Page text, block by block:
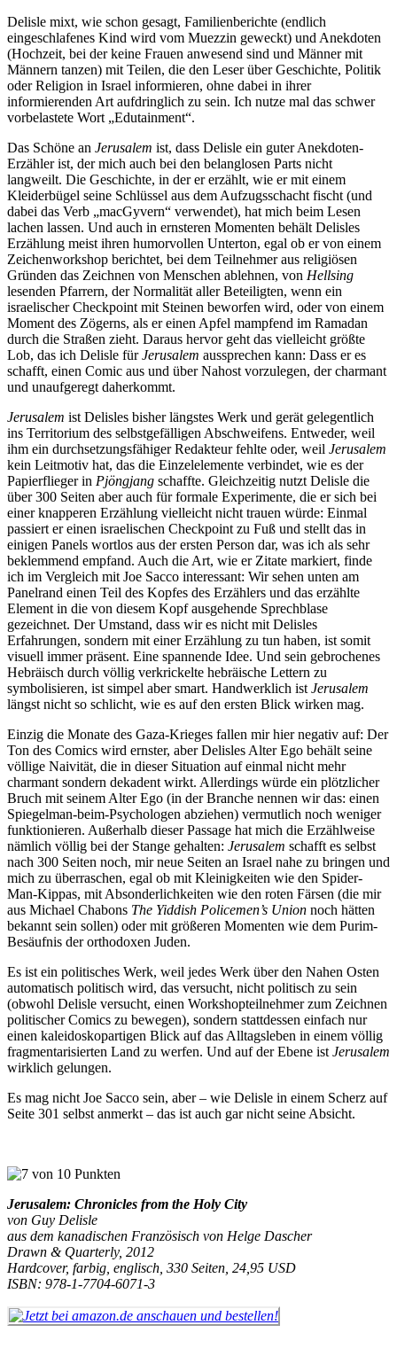
Delisle mixt, wie schon gesagt, Familienberichte (endlich
eingeschlafenes Kind wird vom Muezzin geweckt) und Anekdoten
(Hochzeit, bei der keine Frauen anwesend sind und Männer mit
Männern tanzen) mit Teilen, die den Leser über Geschichte, Politik
oder Religion in Israel informieren, ohne dabei in ihrer
informierenden Art aufdringlich zu sein. Ich nutze mal das schwer
vorbelastete Wort „Edutainment“.
Das Schöne an Jerusalem ist, dass Delisle ein guter Anekdoten-
Erzähler ist, der mich auch bei den belanglosen Parts nicht
langweilt. Die Geschichte, in der er erzählt, wie er mit einem
Kleiderbügel seine Schlüssel aus dem Aufzugsschacht fischt (und
dabei das Verb „macGyvern“ verwendet), hat mich beim Lesen
lachen lassen. Und auch in ernsteren Momenten behält Delisles
Erzählung meist ihren humorvollen Unterton, egal ob er von einem
Zeichenworkshop berichtet, bei dem Teilnehmer aus religiösen
Gründen das Zeichnen von Menschen ablehnen, von Hellsing
lesenden Pfarrern, der Normalität aller Beteiligten, wenn ein
israelischer Checkpoint mit Steinen beworfen wird, oder von einem
Moment des Zögerns, als er einen Apfel mampfend im Ramadan
durch die Straßen zieht. Daraus hervor geht das vielleicht größte
Lob, das ich Delisle fürJerusalem aussprechen kann: Dass er es
schafft, einen Comic aus und über Nahost vorzulegen, der charmant
und unaufgeregt daherkommt.
Jerusalem ist Delisles bisher längstes Werk und gerät gelegentlich
ins Territorium des selbstgefälligen Abschweifens. Entweder, weil
ihm ein durchsetzungsfähiger Redakteur fehlte oder, weil Jerusalem
kein Leitmotiv hat, das die Einzelelemente verbindet, wie es der
Papierflieger in Pjöngjang schaffte. Gleichzeitig nutzt Delisle die
über 300 Seiten aber auch für formale Experimente, die er sich bei
einer knapperen Erzählung vielleicht nicht trauen würde: Einmal
passiert er einen israelischen Checkpoint zu Fuß und stellt das in
einigen Panels wortlos aus der ersten Person dar, was ich als sehr
beklemmend empfand. Auch die Art, wie er Zitate markiert, finde
ich im Vergleich mit Joe Sacco interessant: Wir sehen unten am
Panelrand einen Teil des Kopfes des Erzählers und das erzählte
Element in die von diesem Kopf ausgehende Sprechblase
gezeichnet. Der Umstand, dass wir es nicht mit Delisles
Erfahrungen, sondern mit einer Erzählung zu tun haben, ist somit
visuell immer präsent. Eine spannende Idee. Und sein gebrochenes
Hebräisch durch völlig verkrickelte hebräische Lettern zu
symbolisieren, ist simpel aber smart. Handwerklich ist Jerusalem
längst nicht so schlicht, wie es auf den ersten Blick wirken mag.
Einzig die Monate des Gaza-Krieges fallen mir hier negativ auf: Der
Ton des Comics wird ernster, aber Delisles Alter Ego behält seine
völlige Naivität, die in dieser Situation auf einmal nicht mehr
charmant sondern dekadent wirkt. Allerdings würde ein plötzlicher
Bruch mit seinem Alter Ego (in der Branche nennen wir das: einen
Spiegelman-beim-Psychologen abziehen) vermutlich noch weniger
funktionieren. Außerhalb dieser Passage hat mich die Erzählweise
nämlich völlig bei der Stange gehalten: Jerusalem schafft es selbst
nach 300 Seiten noch, mir neue Seiten an Israel nahe zu bringen und
mich zu überraschen, egal ob mit Kleinigkeiten wie den Spider-
Man-Kippas, mit Absonderlichkeiten wie den roten Färsen (die mir
aus Michael Chabons The Yiddish Policemen’s Union noch hätten
bekannt sein sollen) oder mit größeren Momenten wie dem Purim-
Besäufnis der orthodoxen Juden.
Es ist ein politisches Werk, weil jedes Werk über den Nahen Osten
automatisch politisch wird, das versucht, nicht politisch zu sein
(obwohl Delisle versucht, einen Workshopteilnehmer zum Zeichnen
politischer Comics zu bewegen), sondern stattdessen einfach nur
einen kaleidoskopartigen Blick auf das Alltagsleben in einem völlig
fragmentarisierten Land zu werfen. Und auf der Ebene ist Jerusalem
wirklich gelungen.
Es mag nicht Joe Sacco sein, aber – wie Delisle in einem Scherz auf
Seite 301 selbst anmerkt – das ist auch gar nicht seine Absicht.
Jerusalem: Chronicles from the Holy City
von Guy Delisle
aus dem kanadischen Französisch von Helge Dascher
Drawn & Quarterly, 2012
Hardcover, farbig, englisch, 330 Seiten, 24,95 USD
ISBN: 978-1-7704-6071-3